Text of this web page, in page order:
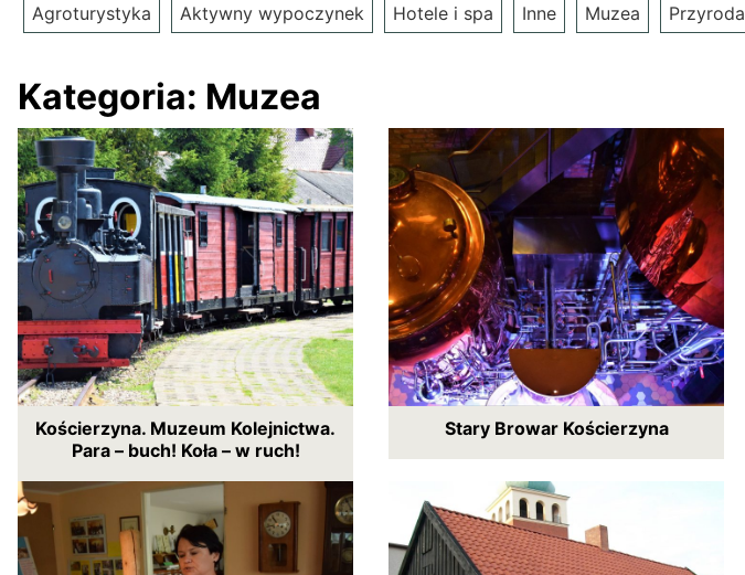
Agroturystyka Aktywny wypoczynek Hotele i spa Inne Muzea Przyroda
Kategoria: Muzea
Kościerzyna. Muzeum Kolejnictwa.
Para – buch! Koła – w ruch!
Stary Browar Kościerzyna